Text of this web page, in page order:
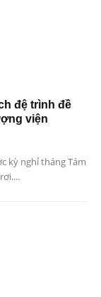
đệ trình đề
viện
kỳ nghỉ tháng Tám